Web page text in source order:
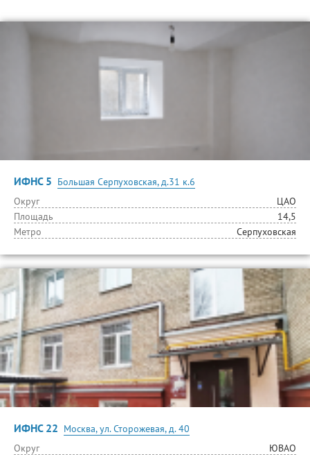
ИФНС 5 Большая Серпуховская, д.31 к.6
Округ
ЦАО
Площадь
14,5
Метро
Серпуховская
ИФНС 22 Москва, ул. Сторожевая, д. 40
Округ
ЮВАО